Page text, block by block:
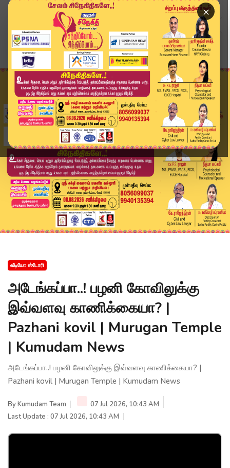
×
Home
வீடியோ ஸ்டோரி
அடேங்கப்பா..! பழனி கோவிலுக்கு இவ்வளவு காணிக்கைய...
வீடியோ ஸ்டோரி
அடேங்கப்பா..! பழனி கோவிலுக்கு
இவ்வளவு காணிக்கையா? |
Pazhani kovil | Murugan Temple
| Kumudam News
அடேங்கப்பா..! பழனி கோவிலுக்கு இவ்வளவு காணிக்கையா? |
Pazhani kovil | Murugan Temple | Kumudam News
ByKumudam Team
07 Jul 2026, 10:43 AM
Last Update : 07 Jul 2026, 10:43 AM